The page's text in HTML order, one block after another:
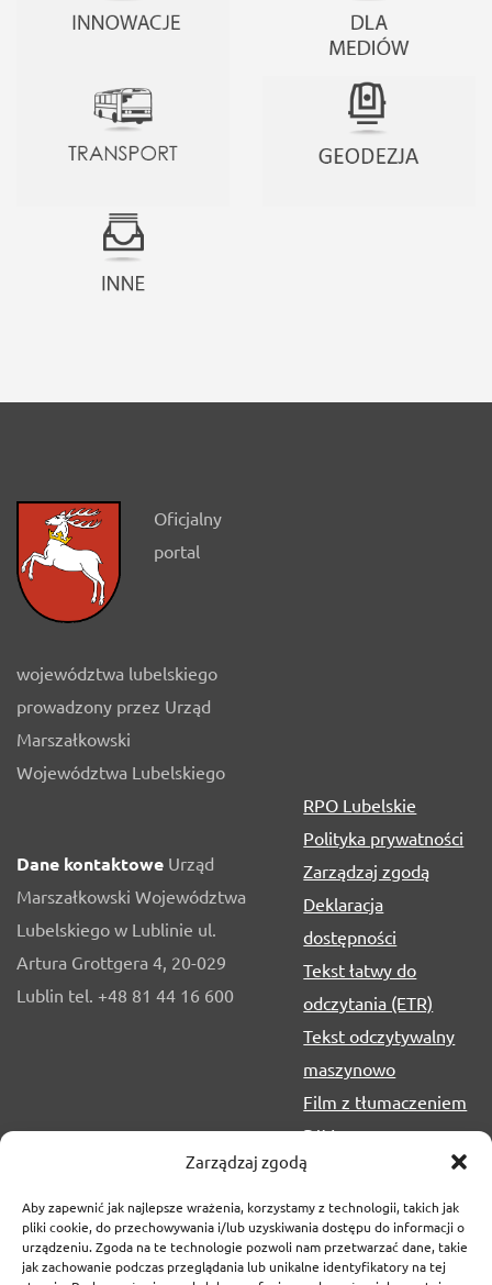
Zarządzaj zgodą
Aby zapewnić jak najlepsze wrażenia, korzystamy z technologii, takich jak
pliki cookie, do przechowywania i/lub uzyskiwania dostępu do informacji o
urządzeniu. Zgoda na te technologie pozwoli nam przetwarzać dane, takie
jak zachowanie podczas przeglądania lub unikalne identyfikatory na tej
Oficjalny
portal
województwa lubelskiego
prowadzony przez Urząd
Marszałkowski
Województwa Lubelskiego
Dane kontaktowe Urząd
Marszałkowski Województwa
Lubelskiego w Lublinie ul.
Artura Grottgera 4, 20-029
Lublin tel. +48 81 44 16 600
RPO Lubelskie
Polityka prywatności
Zarządzaj zgodą
Deklaracja
dostępności
Tekst łatwy do
odczytania (ETR)
Tekst odczytywalny
maszynowo
Film z tłumaczeniem
PJM